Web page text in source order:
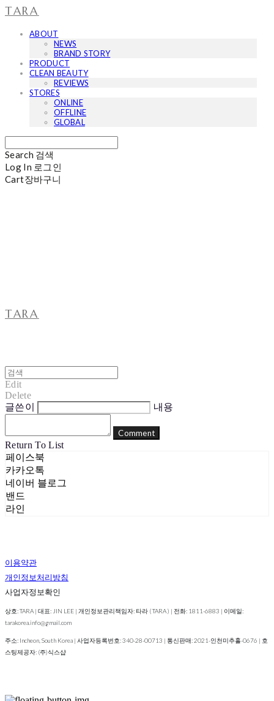
TARA
ABOUT
NEWS
BRAND STORY
PRODUCT
CLEAN BEAUTY
REVIEWS
STORES
ONLINE
OFFLINE
GLOBAL
Search 검색
Log In 로그인
Cart장바구니
TARA
Edit
Delete
글쓴이
내용
Comment
Return To List
페이스북
카카오톡
네이버 블로그
밴드
라인
이용약관
개인정보처리방침
사업자정보확인
상호: TARA | 대표: JIN LEE | 개인정보관리책임자: 타라 ( TARA ) | 전화: 1811-6883 | 이메일:
tarakorea.info@gmail.com
주소: Incheon, South Korea | 사업자등록번호:340-28-00713 | 통신판매:2021-인천미추홀-0676 | 호
스팅제공자: (주)식스샵